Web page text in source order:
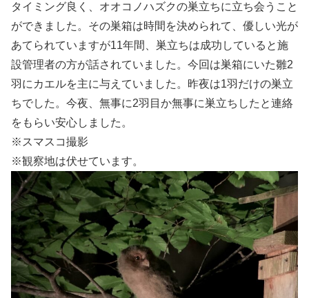
タイミング良く、オオコノハズクの巣立ちに立ち会うこと
ができました。その巣箱は時間を決められて、優しい光が
あてられていますが11年間、巣立ちは成功していると施
設管理者の方が話されていました。今回は巣箱にいた雛2
羽にカエルを主に与えていました。昨夜は1羽だけの巣立
ちでした。今夜、無事に2羽目か無事に巣立ちしたと連絡
をもらい安心しました。
※スマスコ撮影
※観察地は伏せています。